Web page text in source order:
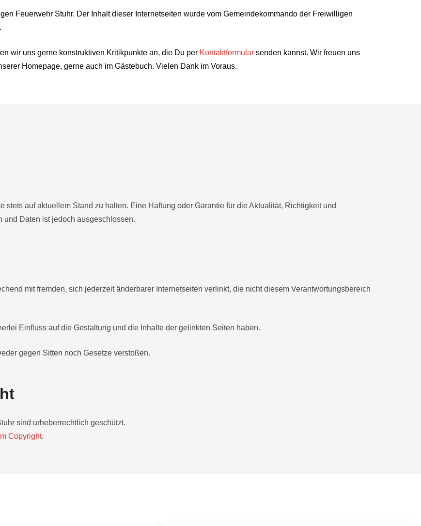
Feuerwehr Stuhr. Der Inhalt dieser Internetseiten wurde vom Gemeindekommando der Freiwilligen
wir uns gerne konstruktiven Kritikpunkte an, die Du per Kontaktformular senden kannst. Wir freuen uns
Homepage, gerne auch im Gästebuch. Vielen Dank im Voraus.
stets auf aktuellem Stand zu halten. Eine Haftung oder Garantie für die Aktualität, Richtigkeit und
und Daten ist jedoch ausgeschlossen.
mit fremden, sich jederzeit änderbarer Internetseiten verlinkt, die nicht diesem Verantwortungsbereich
Einfluss auf die Gestaltung und die Inhalte der gelinkten Seiten haben.
gegen Sitten noch Gesetze verstoßen.
sind urheberrechtlich geschützt.
Copyright.